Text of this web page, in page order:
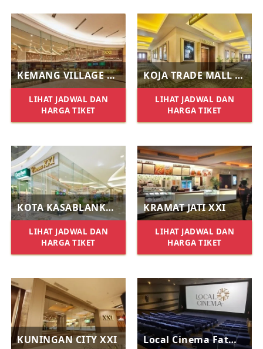
KEMANG VILLAGE XXI
LIHAT JADWAL DAN
HARGA TIKET
KOJA TRADE MALL XXI
LIHAT JADWAL DAN
HARGA TIKET
KOTA KASABLANKA XXI
LIHAT JADWAL DAN
HARGA TIKET
KRAMAT JATI XXI
LIHAT JADWAL DAN
HARGA TIKET
KUNINGAN CITY XXI Local Cinema Fatmawati